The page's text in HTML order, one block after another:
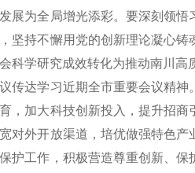
展为全局增光添彩。要深刻领
坚持不懈用党的创新理论凝心
科学研究成效转化为推动南川高
达学习近期全市重要会议精神
，加大科技创新投入，提升招
对外开放渠道，培优做强特色
护工作，积极营造尊重创新、